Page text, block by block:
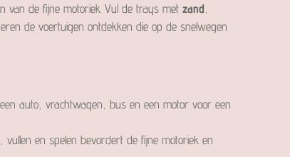
van de fijne motoriek. Vul de trays met zand
de voertuigen ontdekken die op de snelwegen
auto, vrachtwagen, bus en een motor voor een
vullen en spelen bevordert de fijne motoriek en